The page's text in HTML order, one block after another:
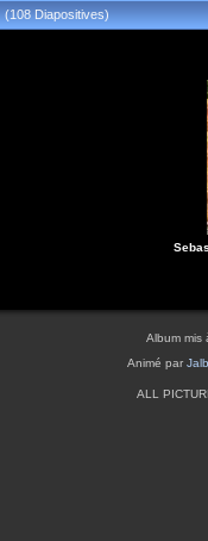
(108 Diapositives)
Album mis
Animé par
ALL